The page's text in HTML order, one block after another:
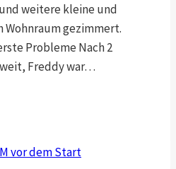
weitere kleine und
Wohnraum gezimmert.
Probleme Nach 2
weit, Freddy war…